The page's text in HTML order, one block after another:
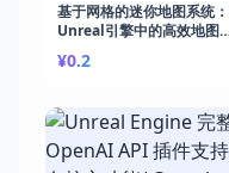
基于网格的迷你地图系统：
Unreal引擎中的高效地图
Minimap v5.3-5.7
¥0.2